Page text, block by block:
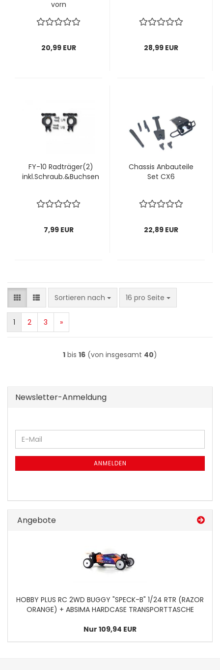
vorn
20,99 EUR 28,99 EUR
FY-10 Radträger(2)
inkl.Schraub.&Buchsen
7,99 EUR
Chassis Anbauteile
Set CX6
22,89 EUR
Sortieren nach
Sortieren nach 16 pro Seite
pro Seite
1 2 3 »
1 bis 16 (von insgesamt 40)
Newsletter-Anmeldung
WEITER
ZUR
NEWSLETTER-
E-
Mail
ANMELDEN
Angebote
HOBBY PLUS RC 2WD BUGGY "SPECK-B" 1/24 RTR (RAZOR
ORANGE) + ABSIMA HARDCASE TRANSPORTTASCHE
Nur 109,94 EUR